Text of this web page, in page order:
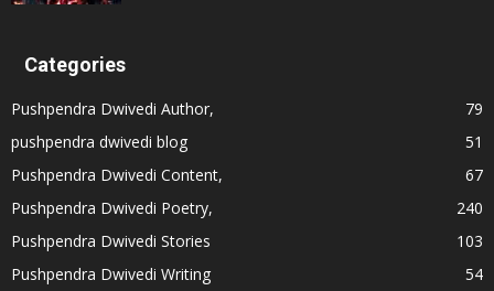
Categories
Pushpendra Dwivedi Author,
79
pushpendra dwivedi blog
51
Pushpendra Dwivedi Content,
67
Pushpendra Dwivedi Poetry,
240
Pushpendra Dwivedi Stories
103
Pushpendra Dwivedi Writing
54